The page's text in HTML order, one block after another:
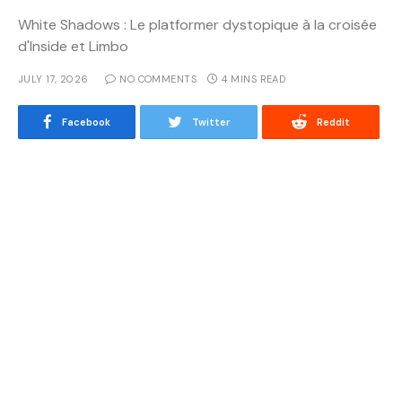
White Shadows : Le platformer dystopique à la croisée
d'Inside et Limbo
JULY 17, 2026 NO COMMENTS 4 MINS READ
Facebook Twitter Reddit